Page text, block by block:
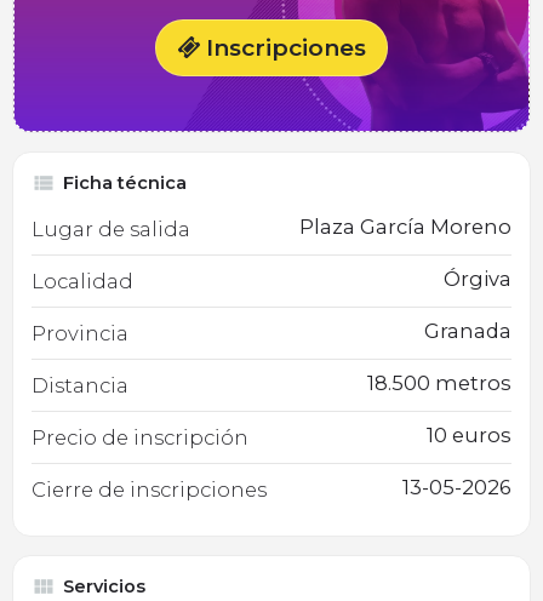
Inscripciones
Ficha técnica
Lugar de salida Plaza García Moreno
Localidad Órgiva
Provincia Granada
Distancia 18.500 metros
Precio de inscripción 10 euros
Cierre de inscripciones 13-05-2026
Servicios